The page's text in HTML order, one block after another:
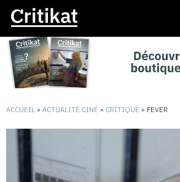
ACCUEIL » ACTUALITÉ CINÉ » CRITIQUE » FEVER